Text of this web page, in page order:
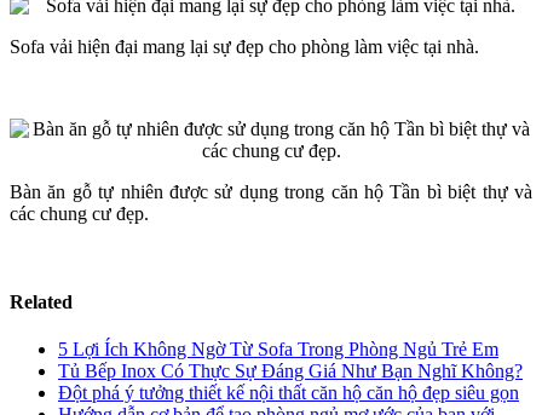
Sofa vải hiện đại mang lại sự đẹp cho phòng làm việc tại nhà.
Bàn ăn gỗ tự nhiên được sử dụng trong căn hộ Tần bì biệt thự và
các chung cư đẹp.
Related
5 Lợi Ích Không Ngờ Từ Sofa Trong Phòng Ngủ Trẻ Em
Tủ Bếp Inox Có Thực Sự Đáng Giá Như Bạn Nghĩ Không?
Đột phá ý tưởng thiết kế nội thất căn hộ căn hộ đẹp siêu gọn